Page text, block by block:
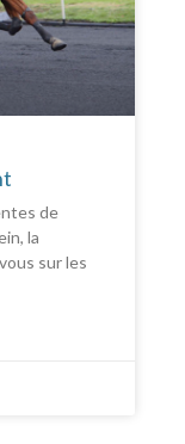
de
la
sur les